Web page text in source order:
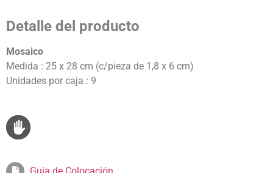
Detalle del producto
Mosaico
Medida : 25 x 28 cm (c/pieza de 1,8 x 6 cm)
Unidades por caja : 9